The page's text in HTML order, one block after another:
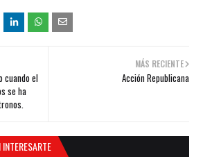
MÁS RECIENTE
Acción Republicana
cuando el
se ha